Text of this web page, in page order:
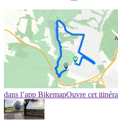
dans l’app BikemapOuvre cet